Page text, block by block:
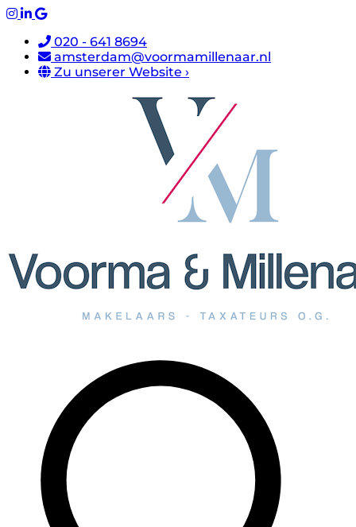
020 - 641 8694
amsterdam@voormamillenaar.nl
Zu unserer Website ›